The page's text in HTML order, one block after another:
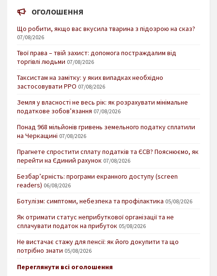
ОГОЛОШЕННЯ
Що робити, якщо вас вкусила тварина з підозрою на сказ?
07/08/2026
Твої права – твій захист: допомога постраждалим від
торгівлі людьми 07/08/2026
Таксистам на замітку: у яких випадках необхідно
застосовувати РРО 07/08/2026
Земля у власності не весь рік: як розрахувати мінімальне
податкове зобов’язання 07/08/2026
Понад 968 мільйонів гривень земельного податку сплатили
на Черкащині 07/08/2026
Прагнете спростити сплату податків та ЄСВ? Пояснюємо, як
перейти на Єдиний рахунок 07/08/2026
Безбар’єрність: програми екранного доступу (screen
readers) 06/08/2026
Ботулізм: симптоми, небезпека та профілактика 05/08/2026
Як отримати статус неприбуткової організації та не
сплачувати податок на прибуток 05/08/2026
Не вистачає стажу для пенсії: як його докупити та що
потрібно знати 05/08/2026
Переглянути всі оголошення